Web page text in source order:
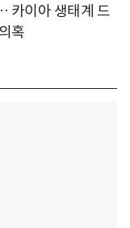
카이아 생태계 드
혹